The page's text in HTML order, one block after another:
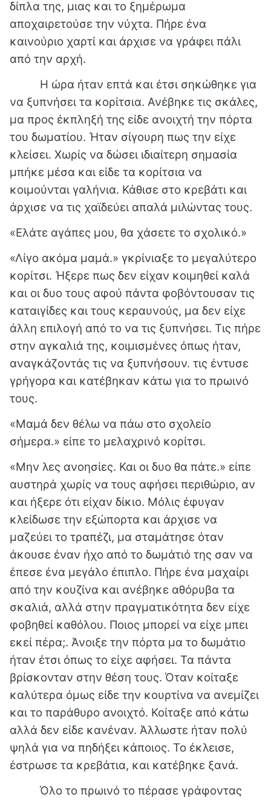
δίπλα της, μιας και το ξημέρωμα
αποχαιρετούσε την νύχτα. Πήρε ένα
καινούριο χαρτί και άρχισε να γράφει πάλι
από την αρχή.
Η ώρα ήταν επτά και έτσι σηκώθηκε για
να ξυπνήσει τα κορίτσια. Ανέβηκε τις σκάλες,
μα προς έκπληξή της είδε ανοιχτή την πόρτα
του δωματίου. Ήταν σίγουρη πως την είχε
κλείσει. Χωρίς να δώσει ιδιαίτερη σημασία
μπήκε μέσα και είδε τα κορίτσια να
κοιμούνται γαλήνια. Κάθισε στο κρεβάτι και
άρχισε να τις χαϊδεύει απαλά μιλώντας τους.
«Ελάτε αγάπες μου, θα χάσετε το σχολικό.»
«Λίγο ακόμα μαμά.» γκρίνιαξε το μεγαλύτερο
κορίτσι. Ήξερε πως δεν είχαν κοιμηθεί καλά
και οι δυο τους αφού πάντα φοβόντουσαν τις
καταιγίδες και τους κεραυνούς, μα δεν είχε
άλλη επιλογή από το να τις ξυπνήσει. Τις πήρε
στην αγκαλιά της, κοιμισμένες όπως ήταν,
αναγκάζοντάς τις να ξυπνήσουν. τις έντυσε
γρήγορα και κατέβηκαν κάτω για το πρωινό
τους.
«Μαμά δεν θέλω να πάω στο σχολείο
σήμερα.» είπε το μελαχρινό κορίτσι.
«Μην λες ανοησίες. Και οι δυο θα πάτε.» είπε
αυστηρά χωρίς να τους αφήσει περιθώριο, αν
και ήξερε ότι είχαν δίκιο. Μόλις έφυγαν
κλείδωσε την εξώπορτα και άρχισε να
μαζεύει το τραπέζι, μα σταμάτησε όταν
άκουσε έναν ήχο από το δωμάτιό της σαν να
έπεσε ένα μεγάλο έπιπλο. Πήρε ένα μαχαίρι
από την κουζίνα και ανέβηκε αθόρυβα τα
σκαλιά, αλλά στην πραγματικότητα δεν είχε
φοβηθεί καθόλου. Ποιος μπορεί να είχε μπει
εκεί πέρα;. Άνοιξε την πόρτα μα το δωμάτιο
ήταν έτσι όπως το είχε αφήσει. Τα πάντα
βρίσκονταν στην θέση τους. Όταν κοίταξε
καλύτερα όμως είδε την κουρτίνα να ανεμίζει
και το παράθυρο ανοιχτό. Κοίταξε από κάτω
αλλά δεν είδε κανέναν. Άλλωστε ήταν πολύ
ψηλά για να πηδήξει κάποιος. Το έκλεισε,
έστρωσε τα κρεβάτια, και κατέβηκε ξανά.
Όλο το πρωινό το πέρασε γράφοντας